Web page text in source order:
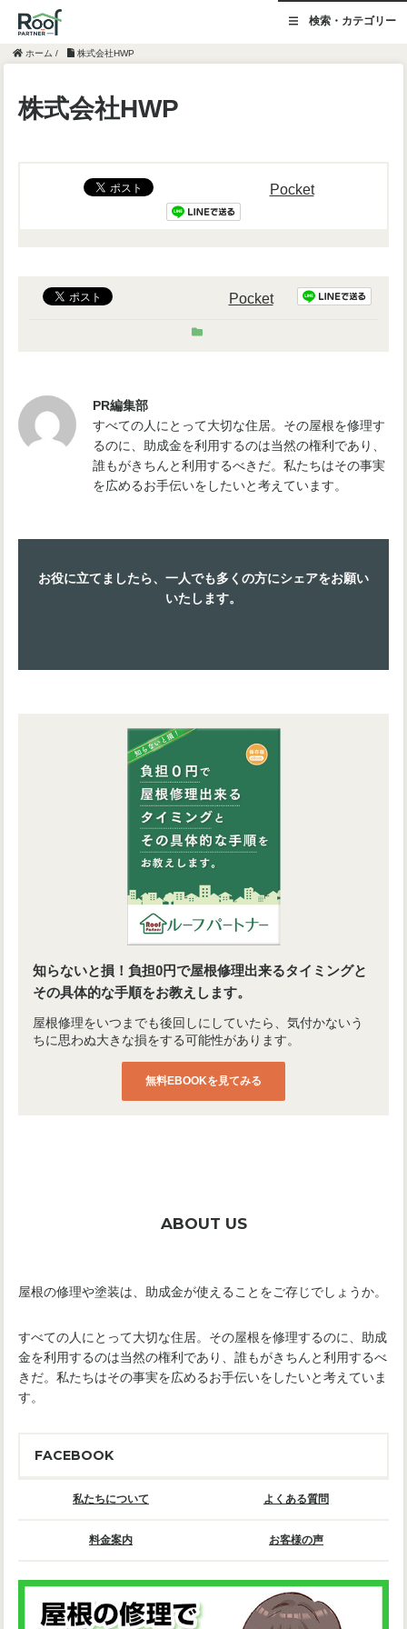
検索・カテゴリー
ホーム / 株式会社HWP
株式会社HWP
Pocket
Pocket
PR編集部
すべての人にとって大切な住居。その屋根を修理す
るのに、助成金を利用するのは当然の権利であり、
誰もがきちんと利用するべきだ。私たちはその事実
を広めるお手伝いをしたいと考えています。
お役に立てましたら、一人でも多くの方にシェアをお願い
いたします。
知らないと損！負担0円で屋根修理出来るタイミングと
その具体的な手順をお教えします。
屋根修理をいつまでも後回しにしていたら、気付かないう
ちに思わぬ大きな損をする可能性があります。
無料EBOOKを見てみる
ABOUT US
屋根の修理や塗装は、助成金が使えることをご存じでしょうか。
すべての人にとって大切な住居。その屋根を修理するのに、助成
金を利用するのは当然の権利であり、誰もがきちんと利用するべ
きだ。私たちはその事実を広めるお手伝いをしたいと考えていま
す。
FACEBOOK
私たちについて よくある質問
料金案内 お客様の声